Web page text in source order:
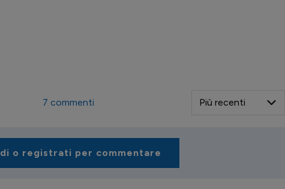
7 commenti
o registrati per commentare